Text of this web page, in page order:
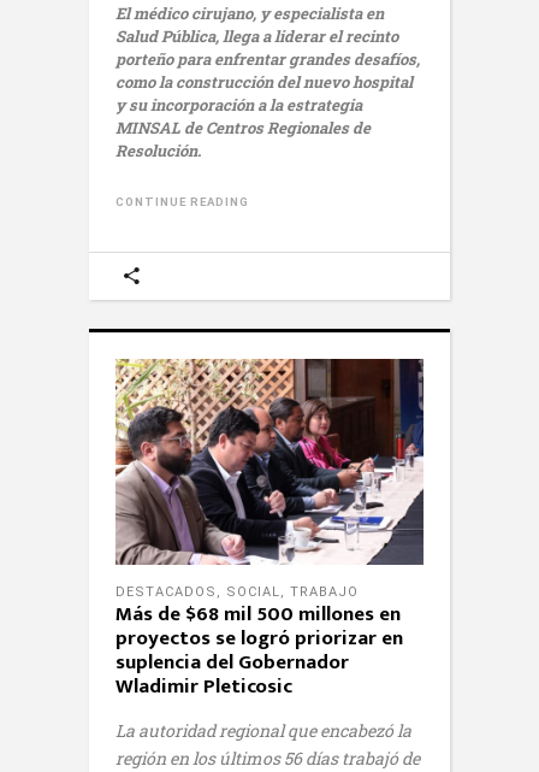
El médico cirujano, y especialista en
Salud Pública, llega a liderar el recinto
porteño para enfrentar grandes desafíos,
como la construcción del nuevo hospital
y su incorporación a la estrategia
MINSAL de Centros Regionales de
Resolución.
CONTINUE READING
DESTACADOS , SOCIAL, TRABAJO
Más de $68 mil 500 millones en
proyectos se logró priorizar en
suplencia del Gobernador
Wladimir Pleticosic
La autoridad regional que encabezó la
región en los últimos 56 días trabajó de